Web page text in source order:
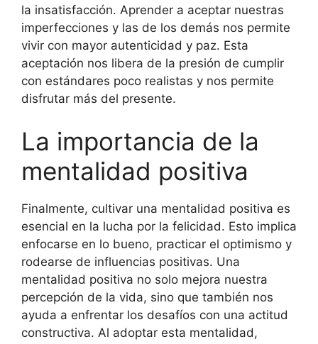
la insatisfacción. Aprender a aceptar nuestras
imperfecciones y las de los demás nos permite
vivir con mayor autenticidad y paz. Esta
aceptación nos libera de la presión de cumplir
con estándares poco realistas y nos permite
disfrutar más del presente.
La importancia de la
mentalidad positiva
Finalmente, cultivar una mentalidad positiva es
esencial en la lucha por la felicidad. Esto implica
enfocarse en lo bueno, practicar el optimismo y
rodearse de influencias positivas. Una
mentalidad positiva no solo mejora nuestra
percepción de la vida, sino que también nos
ayuda a enfrentar los desafíos con una actitud
constructiva. Al adoptar esta mentalidad,